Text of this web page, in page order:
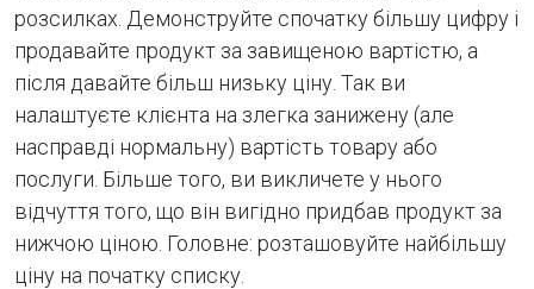
розсилках. Демонструйте спочатку більшу цифру і
продавайте продукт за завищеною вартістю, а
після давайте більш низьку ціну. Так ви
налаштуєте клієнта на злегка занижену (але
насправді нормальну) вартість товару або
послуги. Більше того, ви викличете у нього
відчуття того, що він вигідно придбав продукт за
нижчою ціною. Головне: розташовуйте найбільшу
ціну на початку списку.